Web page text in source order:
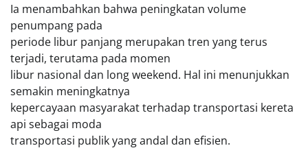
Ia menambahkan bahwa peningkatan volume
penumpang pada
periode libur panjang merupakan tren yang terus
terjadi, terutama pada momen
libur nasional dan long weekend. Hal ini menunjukkan
semakin meningkatnya
kepercayaan masyarakat terhadap transportasi kereta
api sebagai moda
transportasi publik yang andal dan efisien.